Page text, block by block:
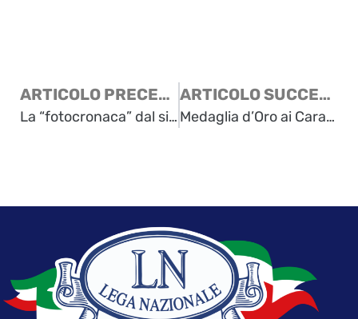
ARTICOLO PRECEDENTE
La “fotocronaca” dal sito dell’Unione degli Istriani
ARTICOLO SUCCESSIVO
Medaglia d’Oro ai Carabinieri torturati e uccisi a Malga Bala